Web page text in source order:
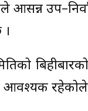
आसन्न
आवश्यक